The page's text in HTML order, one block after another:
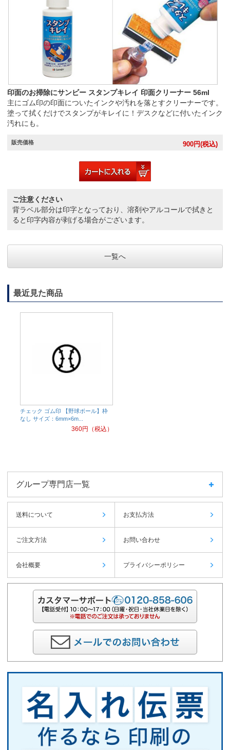
印面のお掃除にサンビー スタンプキレイ 印面クリーナー 56ml
主にゴム印の印面についたインクや汚れを落とすクリーナーです。
塗って拭くだけでスタンプがキレイに！デスクなどに付いたインク
汚れにも。
販売価格 900円(税込)
ご注意ください
背ラベル部分は印字となっており、溶剤やアルコールで拭きと
ると印字内容が剥げる場合がございます。
一覧へ
最近見た商品
チェック ゴム印 【野球ボール】枠
なし サイズ：6mm×6m...
360円（税込）
グループ専門店一覧
送料について お支払方法
ご注文方法 お問い合わせ
会社概要 プライバシーポリシー